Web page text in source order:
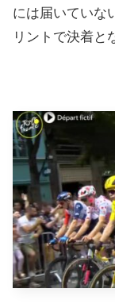
には届いていな
リントで決着と